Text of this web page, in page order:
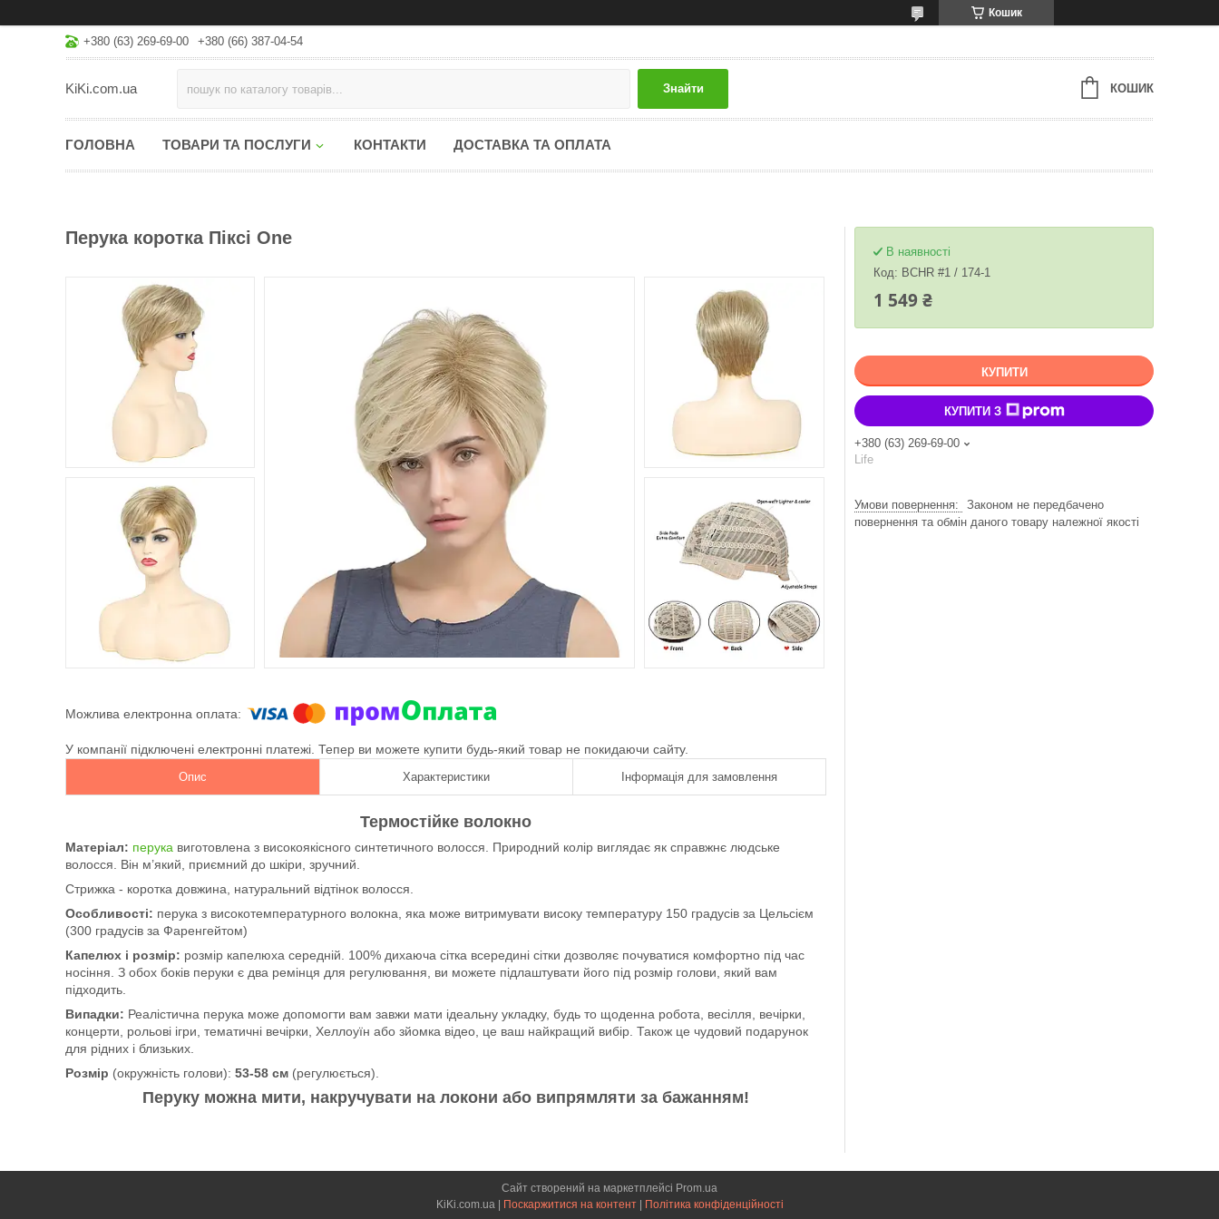
Кошик
+380 (63) 269-69-00 +380 (66) 387-04-54
KiKi.com.ua Знайти КОШИК
ГОЛОВНА ТОВАРИ ТА ПОСЛУГИ КОНТАКТИ ДОСТАВКА ТА ОПЛАТА
Перука коротка Піксі One
У компанії підключені електронні платежі. Тепер ви можете купити будь-який товар не покидаючи сайту.
Опис Характеристики Інформація для замовлення
Термостійке волокно
Матеріал: перука виготовлена з високоякісного синтетичного волосся. Природний колір виглядає як справжнє людське
волосся. Він м’який, приємний до шкіри, зручний.
Стрижка - коротка довжина, натуральний відтінок волосся.
Особливості: перука з високотемпературного волокна, яка може витримувати високу температуру 150 градусів за Цельсієм
(300 градусів за Фаренгейтом)
Капелюх і розмір: розмір капелюха середній. 100% дихаюча сітка всередині сітки дозволяє почуватися комфортно під час
носіння. З обох боків перуки є два ремінця для регулювання, ви можете підлаштувати його під розмір голови, який вам
підходить.
Випадки: Реалістична перука може допомогти вам завжи мати ідеальну укладку, будь то щоденна робота, весілля, вечірки,
концерти, рольові ігри, тематичні вечірки, Хеллоуїн або зйомка відео, це ваш найкращий вибір. Також це чудовий подарунок
для рідних і близьких.
Розмір (окружність голови): 53-58 см (регулюється).
Перуку можна мити, накручувати на локони або випрямляти за бажанням!
В наявності
Код: BCHR #1 / 174-1
1 549 ₴
КУПИТИ
КУПИТИ З
+380 (63) 269-69-00
Life
Законом не передбачено
повернення та обмін даного товару належної якості
Сайт створений на маркетплейсі Prom.ua
Поскаржитися на контент Політика конфіденційності